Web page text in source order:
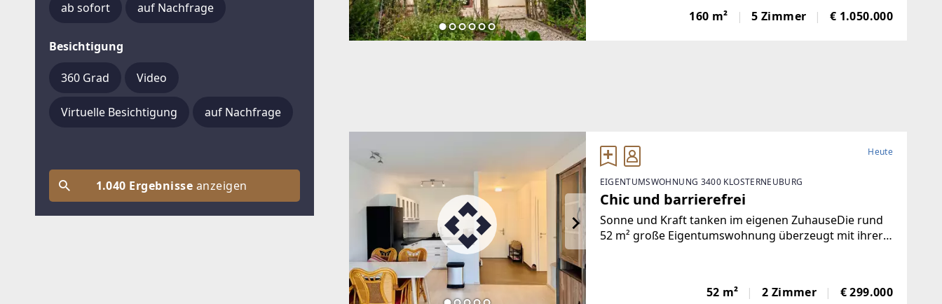
ab sofort auf Nachfrage
Besichtigung
360 Grad Video
Virtuelle Besichtigung auf Nachfrage
1.040 Ergebnisse anzeigen
besondere Immobilie mit außergewöhnlichem
Potenzial. Diese charmante Doppelhaushälfte vereint
160 m² 5 Zimmer € 1.050.000
Heute
EIGENTUMSWOHNUNG 3400 KLOSTERNEUBURG
Chic und barrierefrei
Sonne und Kraft tanken im eigenen ZuhauseDie rund
52 m² große Eigentumswohnung überzeugt mit ihrer
52 m² 2 Zimmer € 299.000